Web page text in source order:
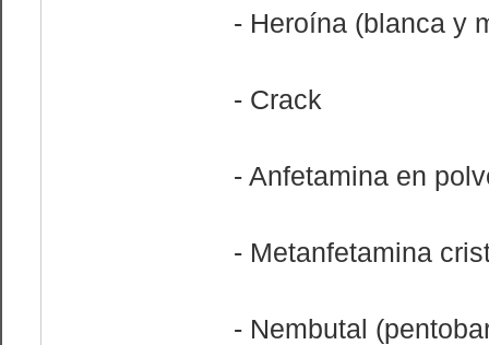
- Heroína (blanca y
- Crack
- Anfetamina en
- Metanfetamina
- Nembutal